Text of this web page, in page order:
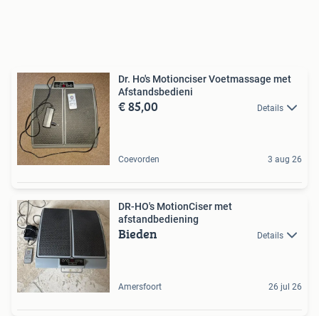
Dr. Ho's Motionciser Voetmassage met
Afstandsbedieni
€ 85,00 Details
Coevorden 3 aug 26
DR-HO's MotionCiser met
afstandbediening
Bieden Details
Amersfoort 26 jul 26